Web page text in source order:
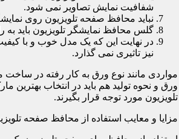
شفافیت نمایش تصاویر نمی شود.
نباید محافظ صفحه تلویزیون روی
گلس محافظ نمایشگر تلویزیون باید به
در نهایت این که یک مدل خوب و با
نیز تاثیری نمی گذارد.
مواردی مانند نوع ورق به کار رفته در ساخت
ورق و نحوه تولید هم باید در انتخاب
تلویزیون مورد توجه قرار بگیرند.
مزایا و معایب استفاده از محافظ صفحه